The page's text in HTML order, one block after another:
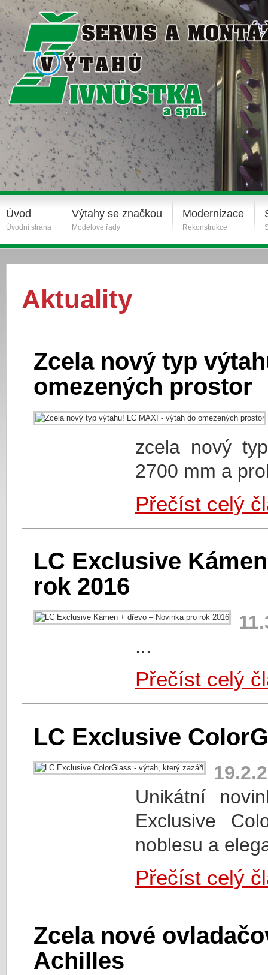
Úvod
Úvodní strana
Výtahy se značkou
Modelové řady
Modernizace
Rekonstrukce
Aktuality
Zcela nový typ
omezených prostor
zcela nový
2700 mm a
Přečíst celý
LC Exclusive
rok 2016
...
Přečíst celý
LC Exclusive
Unikátní
Exclusive
noblesu a
Přečíst celý
Zcela nové
Achilles